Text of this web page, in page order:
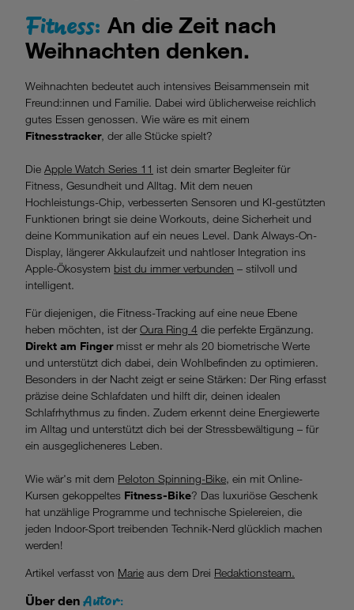
Fitness: An die Zeit nach
Weihnachten denken.
Weihnachten bedeutet auch intensives Beisammensein mit
Freund:innen und Familie. Dabei wird üblicherweise reichlich
gutes Essen genossen. Wie wäre es mit einem
Fitnesstracker, der alle Stücke spielt?
Die Apple Watch Series 11 ist dein smarter Begleiter für
Fitness, Gesundheit und Alltag. Mit dem neuen
Hochleistungs-Chip, verbesserten Sensoren und KI-gestützten
Funktionen bringt sie deine Workouts, deine Sicherheit und
deine Kommunikation auf ein neues Level. Dank Always-On-
Display, längerer Akkulaufzeit und nahtloser Integration ins
Apple-Ökosystem bist du immer verbunden – stilvoll und
intelligent.
Für diejenigen, die Fitness-Tracking auf eine neue Ebene
heben möchten, ist derOura Ring 4 die perfekte Ergänzung.
Direkt am Fingermisst er mehr als 20 biometrische Werte
und unterstützt dich dabei, dein Wohlbefinden zu optimieren.
Besonders in der Nacht zeigt er seine Stärken: Der Ring erfasst
präzise deine Schlafdaten und hilft dir, deinen idealen
Schlafrhythmus zu finden. Zudem erkennt deine Energiewerte
im Alltag und unterstützt dich bei der Stressbewältigung – für
ein ausgeglicheneres Leben.
Wie wär's mit dem Peloton Spinning-Bike, ein mit Online-
Kursen gekoppeltes Fitness-Bike? Das luxuriöse Geschenk
hat unzählige Programme und technische Spielereien, die
jeden Indoor-Sport treibenden Technik-Nerd glücklich machen
werden!
Artikel verfasst von Marie aus dem Drei Redaktionsteam.
Über den Autor: